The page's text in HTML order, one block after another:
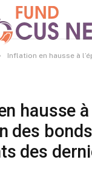
Inflation en hausse à l’épicerie: «C’est l’un des
hausse à
des
des